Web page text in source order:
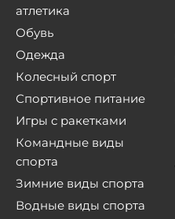
атлетика
Обувь
Одежда
Колесный спорт
Спортивное питание
Игры с ракетками
Командные виды
спорта
Зимние виды спорта
Водные виды спорта